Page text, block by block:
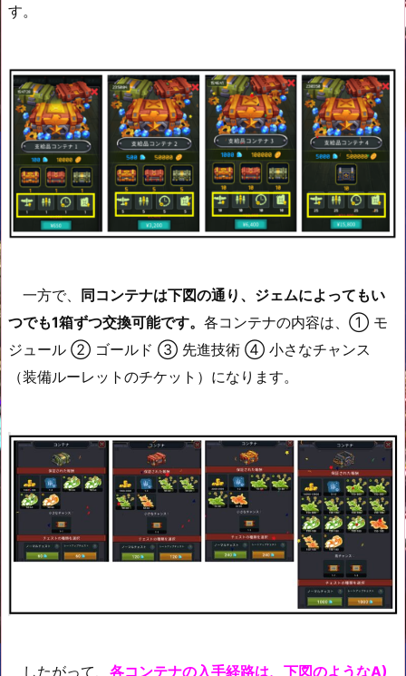
す。
一方で、 同コンテナは下図の通り、ジェムによってもい
つでも1箱ずつ交換可能です。 各コンテナの内容は、① モ
ジュール ② ゴールド ③ 先進技術 ④ 小さなチャンス
（装備ルーレットのチケット）になります。
したがって、 各コンテナの入手経路は、下図のようなA)